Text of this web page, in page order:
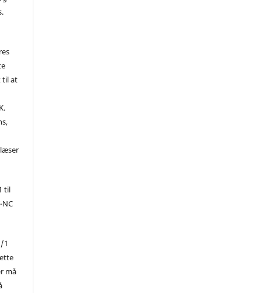
til at
til
NC
1
må